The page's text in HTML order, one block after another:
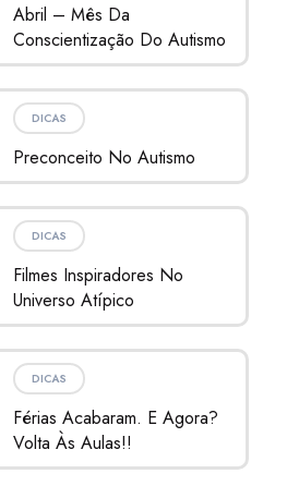
Abril – Mês Da
Conscientização Do Autismo
DICAS
Preconceito No Autismo
DICAS
Filmes Inspiradores No
Universo Atípico
DICAS
Férias Acabaram. E Agora?
Volta Às Aulas!!